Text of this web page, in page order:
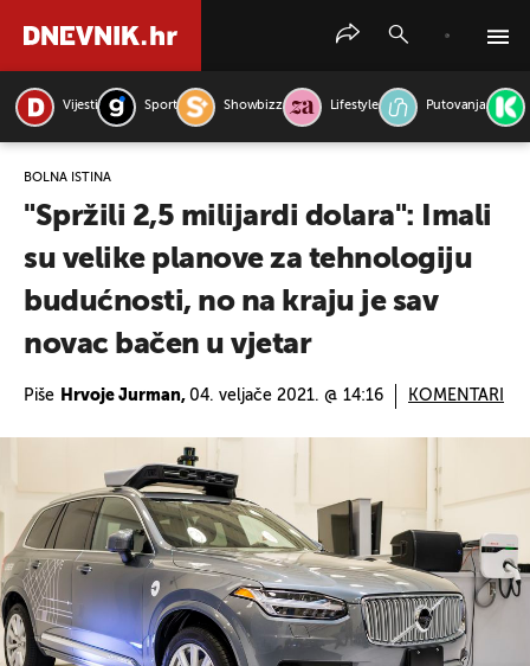
Vijesti Sport Showbizz Lifestyle Putovanja
BOLNA ISTINA
"Spržili 2,5 milijardi dolara": Imali
su velike planove za tehnologiju
budućnosti, no na kraju je sav
novac bačen u vjetar
Piše Hrvoje Jurman, 04. veljače 2021. @ 14:16 KOMENTARI
PRETRAŽITE VIJESTI